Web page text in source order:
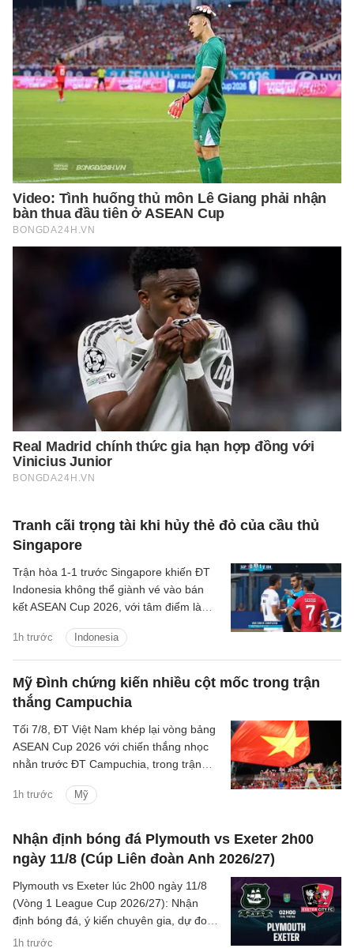
Tranh cãi trọng tài khi hủy thẻ đỏ của cầu thủ
Singapore
1h trước Indonesia
Trận hòa 1-1 trước Singapore khiến ĐT
Indonesia không thể giành vé vào bán
kết ASEAN Cup 2026, với tâm điểm là
Salim.
Mỹ Đình chứng kiến nhiều cột mốc trong trận
thắng Campuchia
1h trước Mỹ
Tối 7/8, ĐT Việt Nam khép lại vòng bảng
ASEAN Cup 2026 với chiến thắng nhọc
nhằn trước ĐT Campuchia, trong trận
Nhận định bóng đá Plymouth vs Exeter 2h00
ngày 11/8 (Cúp Liên đoàn Anh 2026/27)
1h trước
Plymouth vs Exeter lúc 2h00 ngày 11/8
(Vòng 1 League Cup 2026/27): Nhận
định bóng đá, ý kiến chuyên gia, dự đoán
kết quả, phân tích trận đấu, thống kê về